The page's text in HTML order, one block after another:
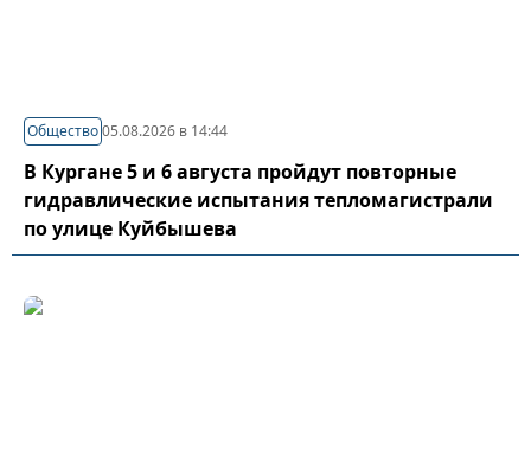
Общество05.08.2026 в 14:44
В Кургане 5 и 6 августа пройдут повторные
гидравлические испытания тепломагистрали
по улице Куйбышева